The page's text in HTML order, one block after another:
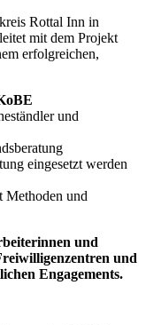
Rottal Inn in
mit dem Projekt
erfolgreichen,
und
eingesetzt werden
und
und
und
Engagements.